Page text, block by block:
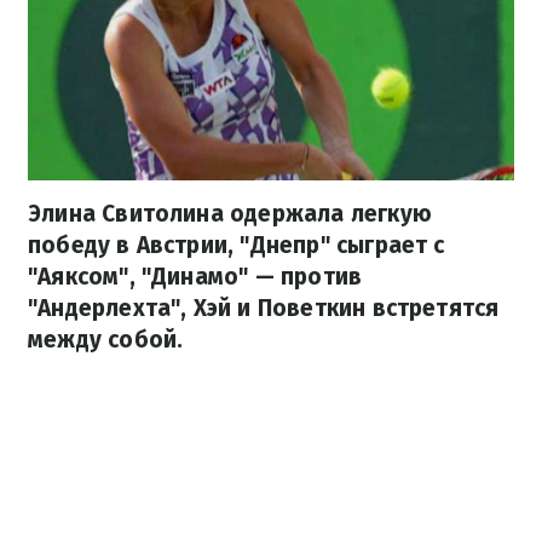
Элина Свитолина одержала легкую
победу в Австрии, "Днепр" сыграет с
"Аяксом", "Динамо" — против
"Андерлехта", Хэй и Поветкин встретятся
между собой.